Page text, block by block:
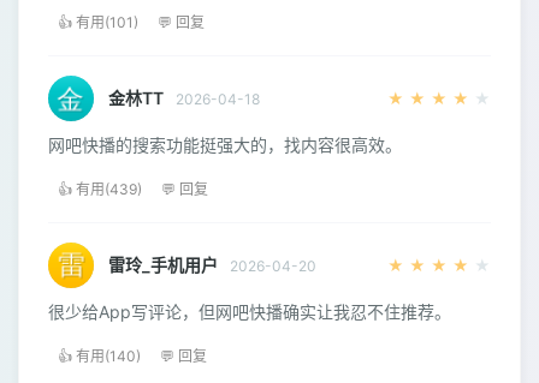
👍 有用(101) 💬 回复
金林TT 2026-04-18 ★ ★ ★ ★ ★
网吧快播的搜索功能挺强大的，找内容很高效。
👍 有用(439) 💬 回复
雷玲_手机用户 2026-04-20 ★ ★ ★ ★ ★
很少给App写评论，但网吧快播确实让我忍不住推荐。
👍 有用(140) 💬 回复